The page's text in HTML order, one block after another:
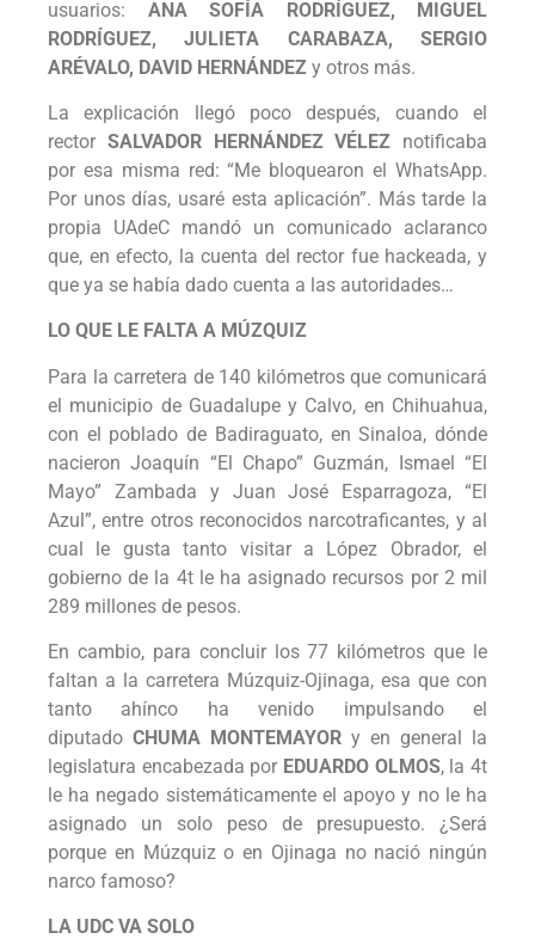
usuarios: ANA SOFÍA RODRÍGUEZ, MIGUEL
RODRÍGUEZ, JULIETA CARABAZA, SERGIO
ARÉVALO, DAVID HERNÁNDEZ y otros más.
La explicación llegó poco después, cuando el
rector SALVADOR HERNÁNDEZ VÉLEZ notificaba
por esa misma red: “Me bloquearon el WhatsApp.
Por unos días, usaré esta aplicación”. Más tarde la
propia UAdeC mandó un comunicado aclaranco
que, en efecto, la cuenta del rector fue hackeada, y
que ya se había dado cuenta a las autoridades…
LO QUE LE FALTA A MÚZQUIZ
Para la carretera de 140 kilómetros que comunicará
el municipio de Guadalupe y Calvo, en Chihuahua,
con el poblado de Badiraguato, en Sinaloa, dónde
nacieron Joaquín “El Chapo” Guzmán, Ismael “El
Mayo” Zambada y Juan José Esparragoza, “El
Azul”, entre otros reconocidos narcotraficantes, y al
cual le gusta tanto visitar a López Obrador, el
gobierno de la 4t le ha asignado recursos por 2 mil
289 millones de pesos.
En cambio, para concluir los 77 kilómetros que le
faltan a la carretera Múzquiz-Ojinaga, esa que con
tanto ahínco ha venido impulsando el
diputado CHUMA MONTEMAYOR y en general la
legislatura encabezada por EDUARDO OLMOS, la 4t
le ha negado sistemáticamente el apoyo y no le ha
asignado un solo peso de presupuesto. ¿Será
porque en Múzquiz o en Ojinaga no nació ningún
narco famoso?
LA UDC VA SOLO